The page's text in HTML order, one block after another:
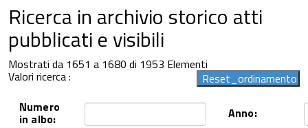
Ricerca in archivio storico atti
pubblicati e visibili
Mostrati da 1651 a 1680 di 1953 Elementi
Valori ricerca :
Numero
in albo: Anno: